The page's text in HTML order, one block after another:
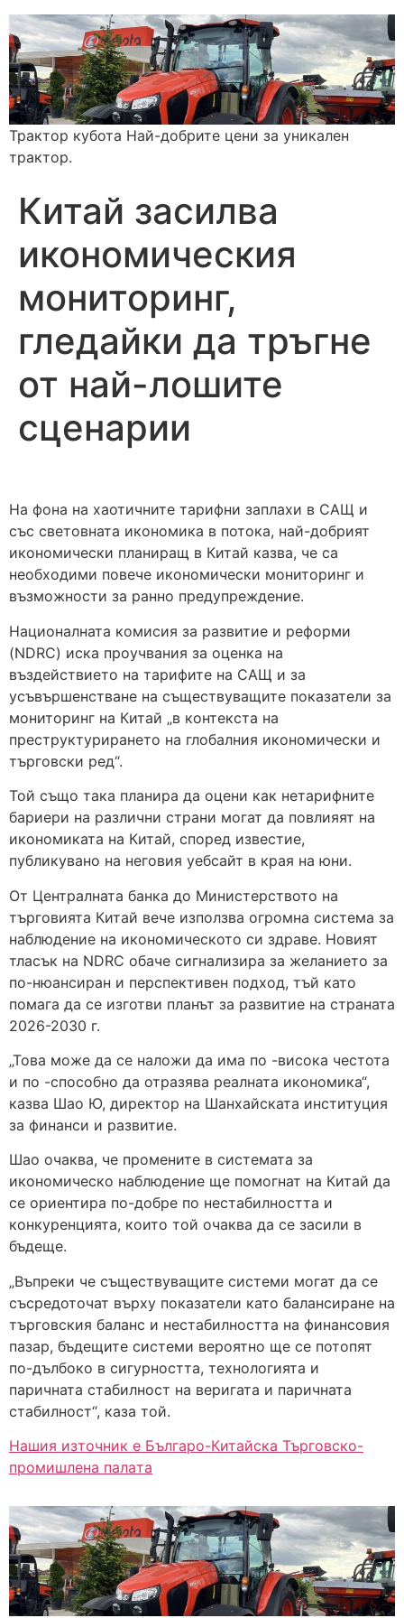
Трактор кубота Най-добрите цени за уникален
трактор.
Китай засилва
икономическия
мониторинг,
гледайки да тръгне
от най-лошите
сценарии
На фона на хаотичните тарифни заплахи в САЩ и
със световната икономика в потока, най-добрият
икономически планиращ в Китай казва, че са
необходими повече икономически мониторинг и
възможности за ранно предупреждение.
Националната комисия за развитие и реформи
(NDRC) иска проучвания за оценка на
въздействието на тарифите на САЩ и за
усъвършенстване на съществуващите показатели за
мониторинг на Китай „в контекста на
преструктурирането на глобалния икономически и
търговски ред“.
Той също така планира да оцени как нетарифните
бариери на различни страни могат да повлияят на
икономиката на Китай, според известие,
публикувано на неговия уебсайт в края на юни.
От Централната банка до Министерството на
търговията Китай вече използва огромна система за
наблюдение на икономическото си здраве. Новият
тласък на NDRC обаче сигнализира за желанието за
по-нюансиран и перспективен подход, тъй като
помага да се изготви планът за развитие на страната
2026-2030 г.
„Това може да се наложи да има по -висока честота
и по -способно да отразява реалната икономика“,
казва Шао Ю, директор на Шанхайската институция
за финанси и развитие.
Шао очаква, че промените в системата за
икономическо наблюдение ще помогнат на Китай да
се ориентира по-добре по нестабилността и
конкуренцията, които той очаква да се засили в
бъдеще.
„Въпреки че съществуващите системи могат да се
съсредоточат върху показатели като балансиране на
търговския баланс и нестабилността на финансовия
пазар, бъдещите системи вероятно ще се потопят
по-дълбоко в сигурността, технологията и
паричната стабилност на веригата и паричната
стабилност“, каза той.
Нашия източник е Българо-Китайска Търговско-
промишлена палaта